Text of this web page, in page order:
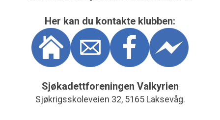
Her kan du kontakte klubben:
Sjøkadettforeningen Valkyrien
Sjøkrigsskoleveien 32, 5165 Laksevåg.